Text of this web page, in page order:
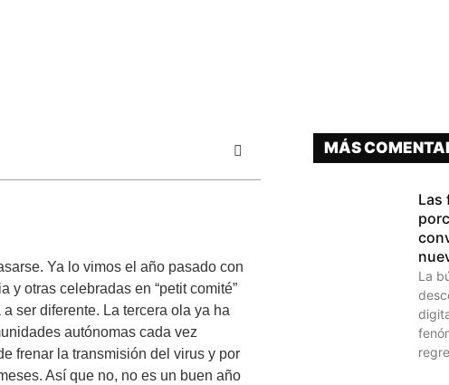
Ya lo vimos el año pasado con
y otras celebradas en “petit comité”
ser diferente. La tercera ola ya ha
autónomas cada vez
frenar la transmisión del virus y por
Así que no, no es un buen año
MÁS
Las
La